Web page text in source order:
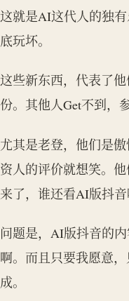
这就是AI这代人的独
底玩坏。
这些新东西，代表了
份。其他人Get不到，
尤其是老登，他们是
资人的评价就想笑。
来了，谁还看AI版抖音
问题是，AI版抖音的
啊。而且只要我愿意
成。